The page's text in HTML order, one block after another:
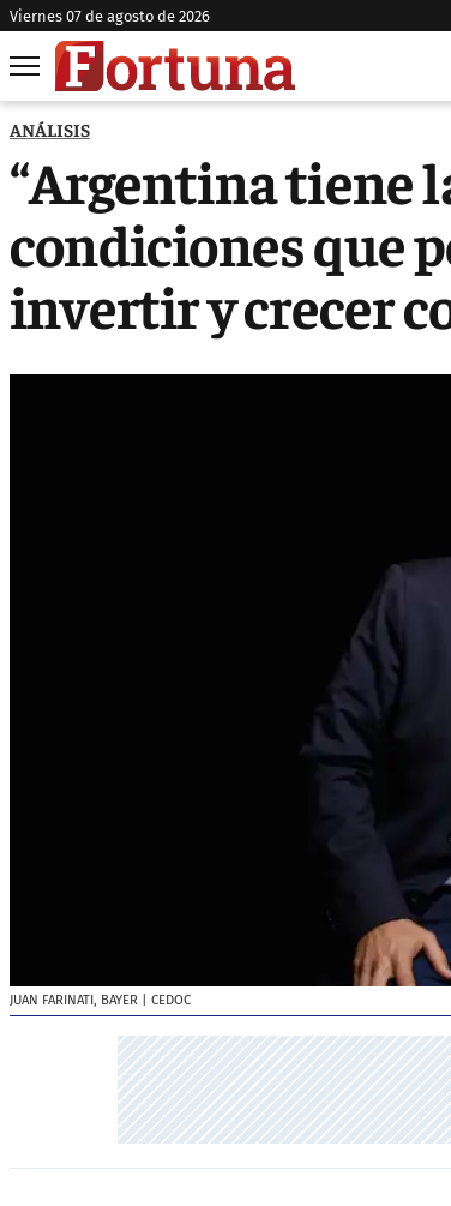
viernes 07 de agosto de 2026
ANÁLISIS
“Argentina tiene
condiciones que
invertir y crecer
JUAN FARINATI, BAYER | CEDOC